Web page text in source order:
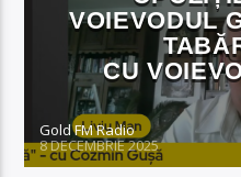
VOIEVODUL
CU
Gold FM Radio
8 DECEMBRIE 2025